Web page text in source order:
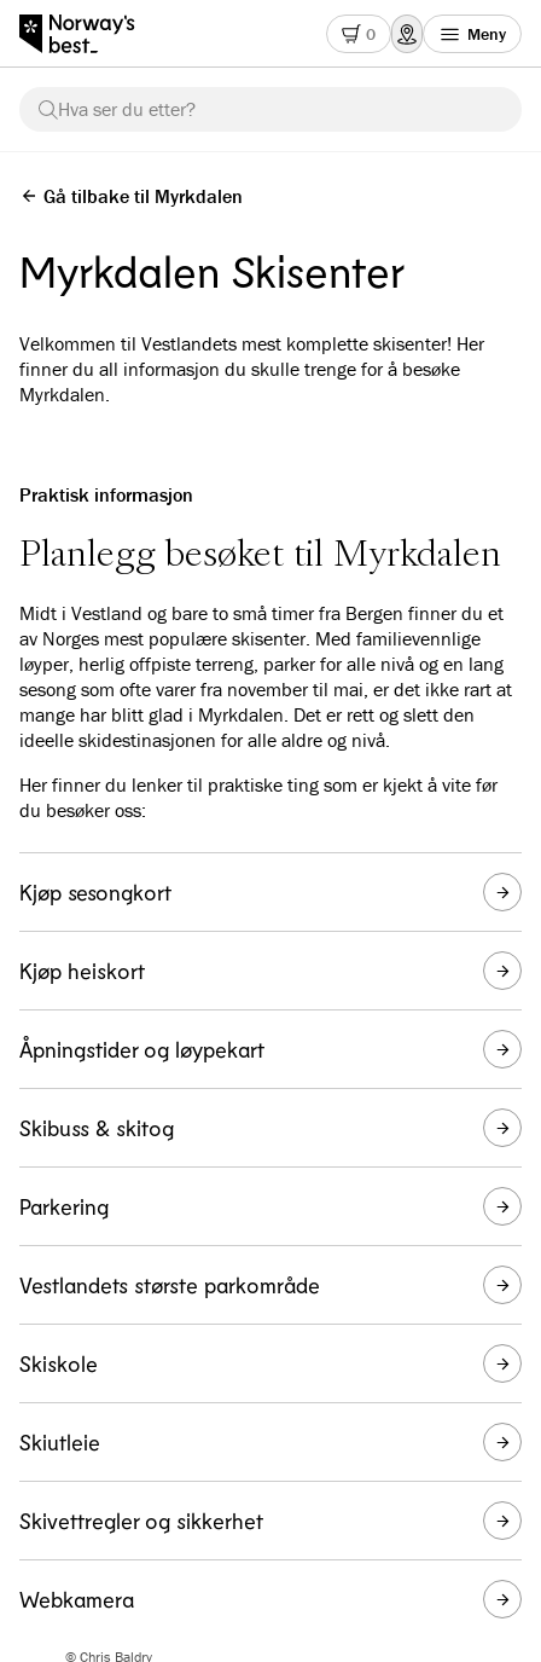
0 Meny
Hva ser du etter?
Gå tilbake til Myrkdalen
Myrkdalen Skisenter
Velkommen til Vestlandets mest komplette skisenter! Her
finner du all informasjon du skulle trenge for å besøke
Myrkdalen.
Praktisk informasjon
Planlegg besøket til Myrkdalen
Midt i Vestland og bare to små timer fra Bergen finner du et
av Norges mest populære skisenter. Med familievennlige
løyper, herlig offpiste terreng, parker for alle nivå og en lang
sesong som ofte varer fra november til mai, er det ikke rart at
mange har blitt glad i Myrkdalen. Det er rett og slett den
ideelle skidestinasjonen for alle aldre og nivå.
Her finner du lenker til praktiske ting som er kjekt å vite før
du besøker oss:
Kjøp sesongkort
Kjøp heiskort
Åpningstider og løypekart
Skibuss & skitog
Parkering
Vestlandets største parkområde
Skiskole
Skiutleie
Skivettregler og sikkerhet
Webkamera
© Chris Baldry